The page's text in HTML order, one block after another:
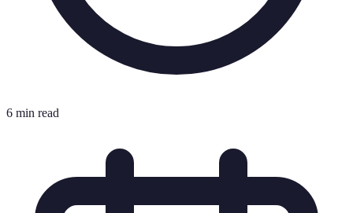
6 min read